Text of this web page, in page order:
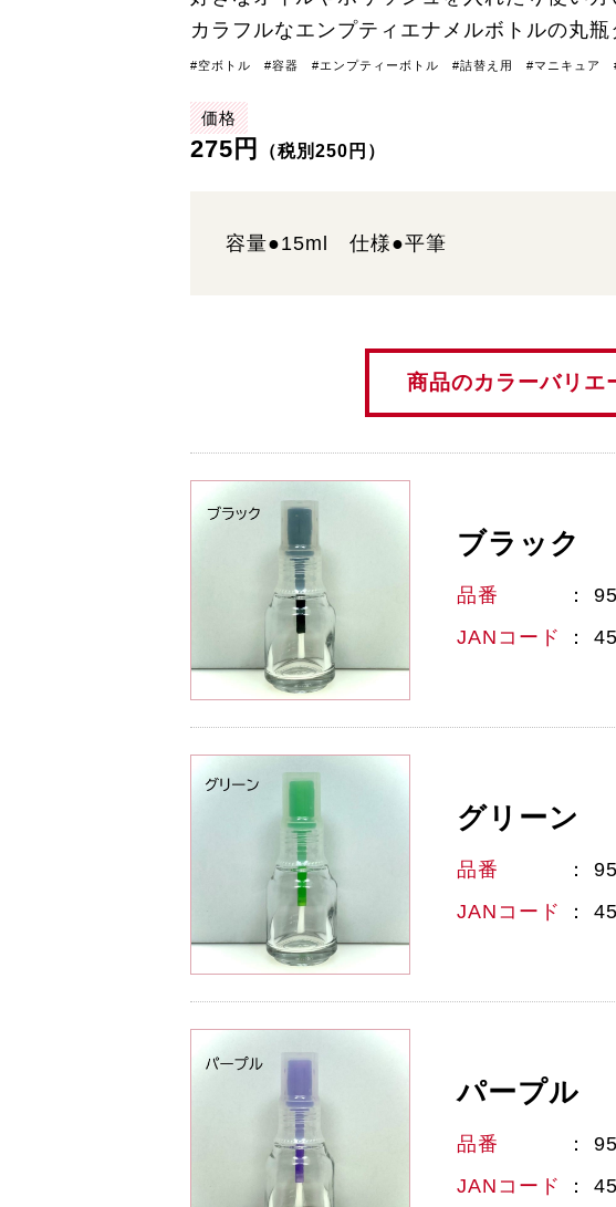
カラフルなエンプティエナメルボトルの丸瓶
#空ボトル #容器 #エンプティーボトル #詰替え用 #マニキュア
価格
275円 （税別250円）
容量●15ml 仕様●平筆
商品のカラーバリエ
ブラック
品番
JANコード
グリーン
品番
JANコード
パープル
品番
JANコード